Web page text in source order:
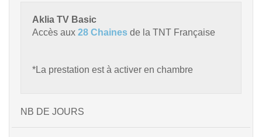
Aklia TV Basic
Accès aux 28 Chaines de la TNT Française
*La prestation est à activer en chambre
NB DE JOURS